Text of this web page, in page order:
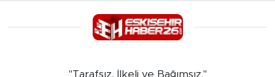
"Tarafsız, İlkeli ve Bağımsız."